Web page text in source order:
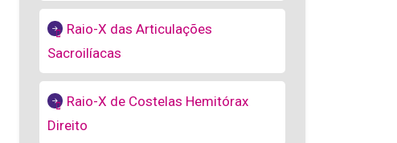
Raio-X das Articulações
Sacroilíacas
Raio-X de Costelas Hemitórax
Direito